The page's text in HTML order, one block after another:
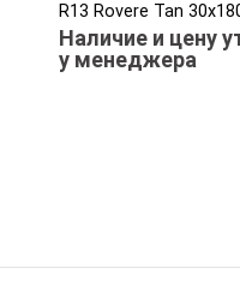
R13 Rovere Tan
Наличие и цену
у менеджера